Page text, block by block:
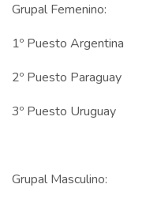
Grupal Femenino:
1º Puesto Argentina
2º Puesto Paraguay
3º Puesto Uruguay
Grupal Masculino: